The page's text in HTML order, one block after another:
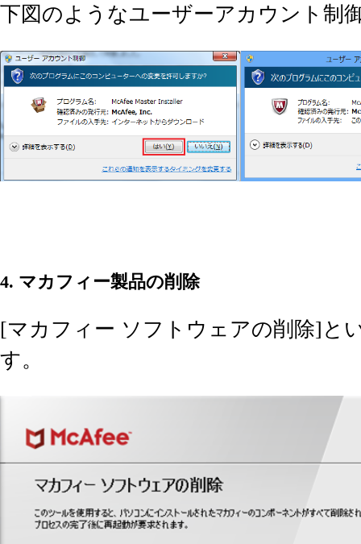
下図のようなユーザーアカウント制
4. マカフィー製品の削除
[マカフィー ソフトウェアの削除]と
す。